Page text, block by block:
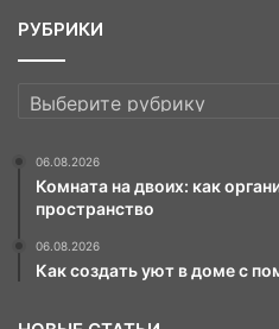
РУБРИКИ
РУБРИКИ
06.08.2026
Комната на двоих: как
пространство
06.08.2026
Как создать уют в доме с